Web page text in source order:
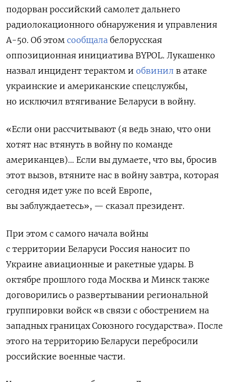
подорван российский самолет дальнего
радиолокационного обнаружения и управления
А-50. Об этом сообщала белорусская
оппозиционная инициатива BYPOL. Лукашенко
назвал инцидент терактом и обвинил в атаке
украинские и американские спецслужбы,
но исключил втягивание Беларуси в войну.
«Если они рассчитывают (я ведь знаю, что они
хотят нас втянуть в войну по команде
американцев)… Если вы думаете, что вы, бросив
этот вызов, втяните нас в войну завтра, которая
сегодня идет уже по всей Европе,
вы заблуждаетесь», — сказал президент.
При этом с самого начала войны
с территории Беларуси Россия наносит по
Украине авиационные и ракетные удары. В
октябре прошлого года Москва и Минск также
договорились о развертывании региональной
группировки войск «в связи с обострением на
западных границах Союзного государства». После
этого на территорию Беларуси перебросили
российские военные части.